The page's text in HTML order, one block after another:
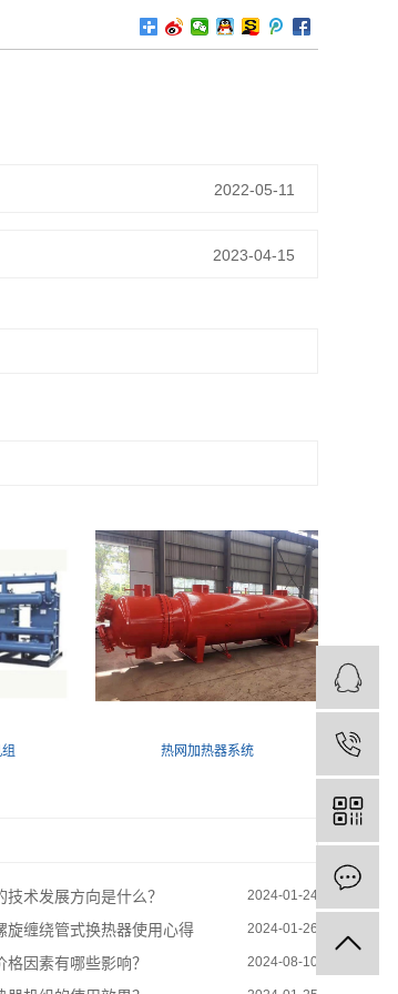
2022-05-11
2023-04-15
热网加热器系统
术发展方向是什么？ 2024-01-24
旋缠绕管式换热器使用心得 2024-01-26
因素有哪些影响？ 2024-08-10